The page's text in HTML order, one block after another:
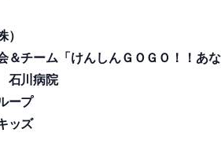
＆チーム「けんしんＧＯＧＯ！！あ
石川病院
ープ
ッズ